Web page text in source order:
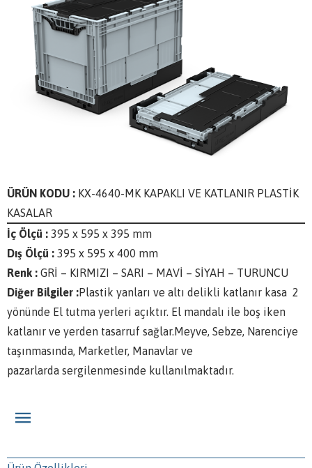
ÜRÜN KODU : KX-4640-MK KAPAKLI VE KATLANIR PLASTİK
KASALAR
İç Ölçü : 395 x 595 x 395 mm
Dış Ölçü : 395 x 595 x 400 mm
Renk : GRİ – KIRMIZI – SARI – MAVİ – SİYAH – TURUNCU
Diğer Bilgiler :Plastik yanları ve altı delikli katlanır kasa 2
yönünde El tutma yerleri açıktır. El mandalı ile boş iken
katlanır ve yerden tasarruf sağlar.Meyve, Sebze, Narenciye
taşınmasında, Marketler, Manavlar ve
pazarlarda sergilenmesinde kullanılmaktadır.